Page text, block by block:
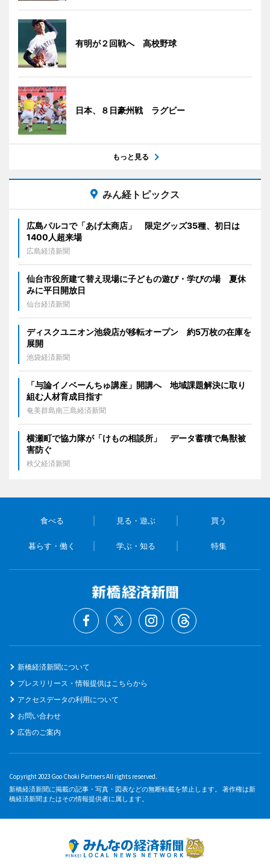
有明が２回戦へ 高校野球
日本、８日豪州戦 ラグビー
もっと見る
みん経トピックス
広島パルコで「あげ太商店」 限定グッズ35種、初日は
1400人超来場
広島経済新聞
仙台市役所建て替え現場に子どもの遊び・学びの場 夏休
みに平日開放日
仙台経済新聞
ディスクユニオン池袋店が移転オープン 約5万枚の在庫を
展開
池袋経済新聞
「与論イノベーんちゅ講座」開講へ 地域課題解決に取り
組む人材育成目指す
奄美群島南三島経済新聞
横瀬町で協力隊が「けもの相談所」 データ蓄積で鳥獣被
害防ぐ
秩父経済新聞
食べる 見る・遊ぶ 買う
暮らす・働く 学ぶ・知る 特集
新橋経済新聞について
プレスリリース・情報提供はこちらから
アクセスデータの利用について
お問い合わせ
広告のご案内
Copyright 2023 Goo Choki Partners All rights reserved.
新橋経済新聞に掲載の記事・写真・図表などの無断転載を禁止します。 著作権は新
橋経済新聞またはその情報提供者に属します。